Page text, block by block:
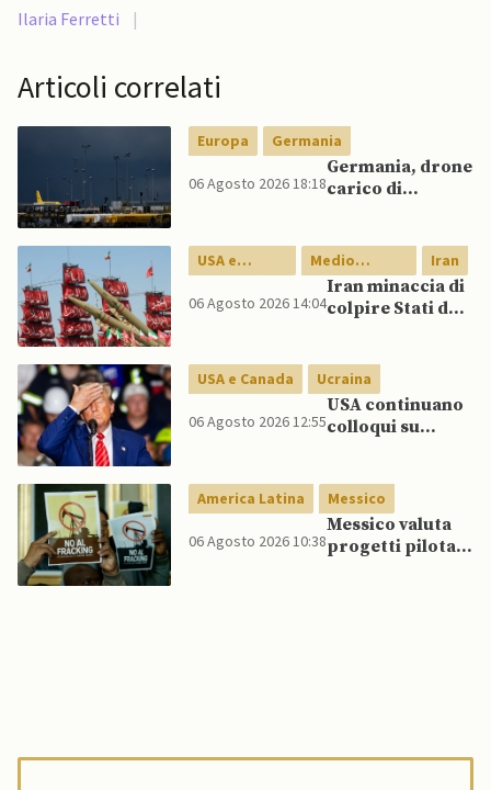
Ilaria Ferretti |
Articoli correlati
Europa Germania
06 Agosto 2026 18:18
Germania, drone
carico di
Interno:
“Potrebbe
esserci dietro un
attore statale”
USA e
Canada
Medio
Oriente
Iran
06 Agosto 2026 14:04
Iran minaccia di
colpire Stati del
USA e Canada Ucraina
06 Agosto 2026 12:55
USA continuano
colloqui su
Patriot in
Ucraina,
nonostante
dubbi di Trump,
America Latina Messico
06 Agosto 2026 10:38
Messico valuta
progetti pilota